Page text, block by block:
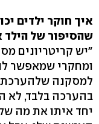
איך חוקר ילדים
שהסיפור של הילד
"יש קריטריונים
ומחקרי שמאפשר
למסקנה
בהערכה בלבד, לא
יחד איתו את מה